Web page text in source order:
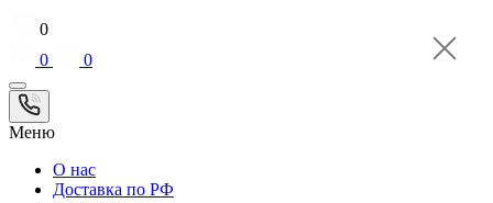
0
0
0
Меню
О нас
Доставка по РФ